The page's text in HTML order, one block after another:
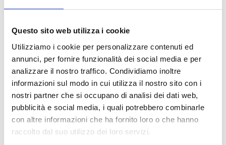
Questo sito web utilizza i cookie
Utilizziamo i cookie per personalizzare contenuti ed
annunci, per fornire funzionalità dei social media e per
analizzare il nostro traffico. Condividiamo inoltre
informazioni sul modo in cui utilizza il nostro sito con i
nostri partner che si occupano di analisi dei dati web,
pubblicità e social media, i quali potrebbero combinarle
con altre informazioni che ha fornito loro o che hanno
raccolto dal suo utilizzo dei loro servizi.
Odontoiatria Preventiva e di Comunità